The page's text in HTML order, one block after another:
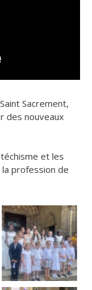
Sacrement,
des nouveaux
et les
profession de